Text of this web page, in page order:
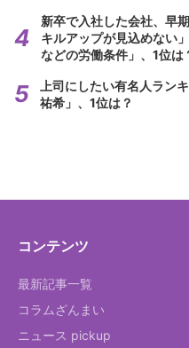
新卒で入社した会社、早
キルアップが見込めない
などの労働条件」、1位は
上司にしたい有名人ラ
祐希」、1位は？
コンテンツ
最新記事一覧
コラムざんまい
ニュース pickup